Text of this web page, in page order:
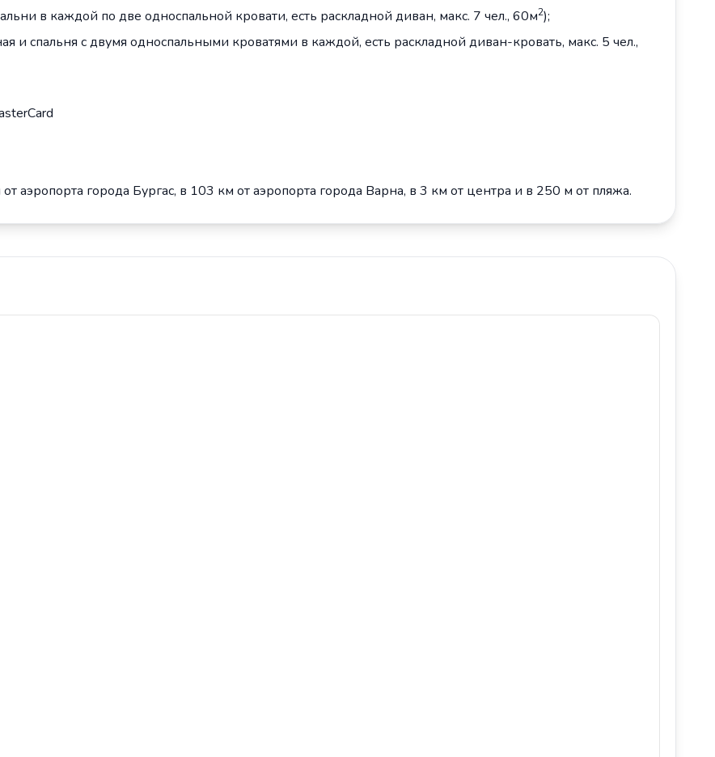
в каждой по две односпальной кровати, есть раскладной диван, макс. 7 чел., 60м2);
и спальня c двумя односпальными кроватями в каждой, есть раскладной диван-кровать, макс. 5 чел.,
аэропорта города Бургас, в 103 км от аэропорта города Варна, в 3 км от центра и в 250 м от пляжа.